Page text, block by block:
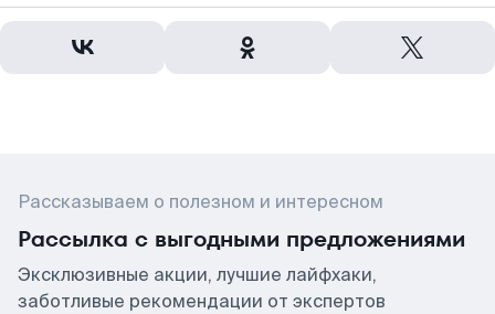
Рассказываем о полезном и интересном
Рассылка с выгодными предложениями
Эксклюзивные акции, лучшие лайфхаки,
заботливые рекомендации от экспертов